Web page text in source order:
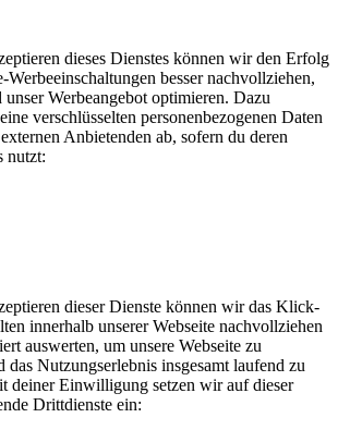
dieses Dienstes können wir den Erfolg
Werbeeinschaltungen besser nachvollziehen,
unser Werbeangebot optimieren. Dazu
verschlüsselten personenbezogenen Daten
Anbietenden ab, sofern du deren
nutzt:
dieser Dienste können wir das Klick-
innerhalb unserer Webseite nachvollziehen
auswerten, um unsere Webseite zu
das Nutzungserlebnis insgesamt laufend zu
deiner Einwilligung setzen wir auf dieser
Drittdienste ein: